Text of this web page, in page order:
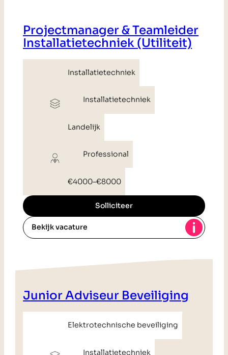
Projectmanager & Teamleider
Installatietechniek (Utiliteit)
Installatietechniek
Installatietechniek
Landelijk
Professional
€4000–€8000
Solliciteer
Bekijk vacature
Junior Adviseur Beveiliging
Elektrotechnische beveiliging
Installatietechniek